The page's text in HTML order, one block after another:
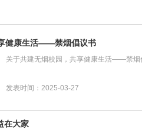
健康生活——禁烟倡议书
关于共建无烟校园，共享健康生活——禁烟
发表时间：2025-03-27
在大家